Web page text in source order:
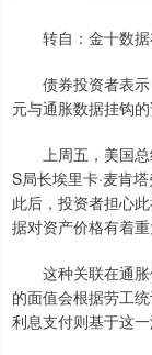
转自：金十数据
债券投资者表示
元与通胀数据挂钩
上周五，美国总
S局长埃里卡·麦肯
此后，投资者担心
据对资产价格有着重
这种关联在通胀
的面值会根据劳工
利息支付则基于这一